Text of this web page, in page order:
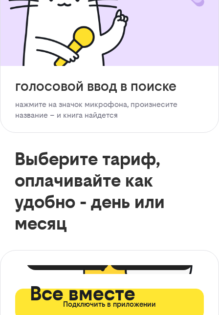
голосовой ввод в поиске
нажмите на значок микрофона, произнесите
название – и книга найдется
Выберите тариф,
оплачивайте как
удобно - день или
месяц
Все вместе
Подключить в приложении